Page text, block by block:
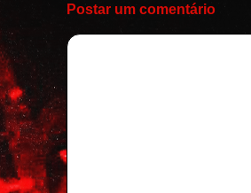
Postar um comentário